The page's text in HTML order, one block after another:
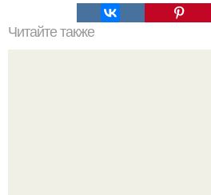
Читайте также